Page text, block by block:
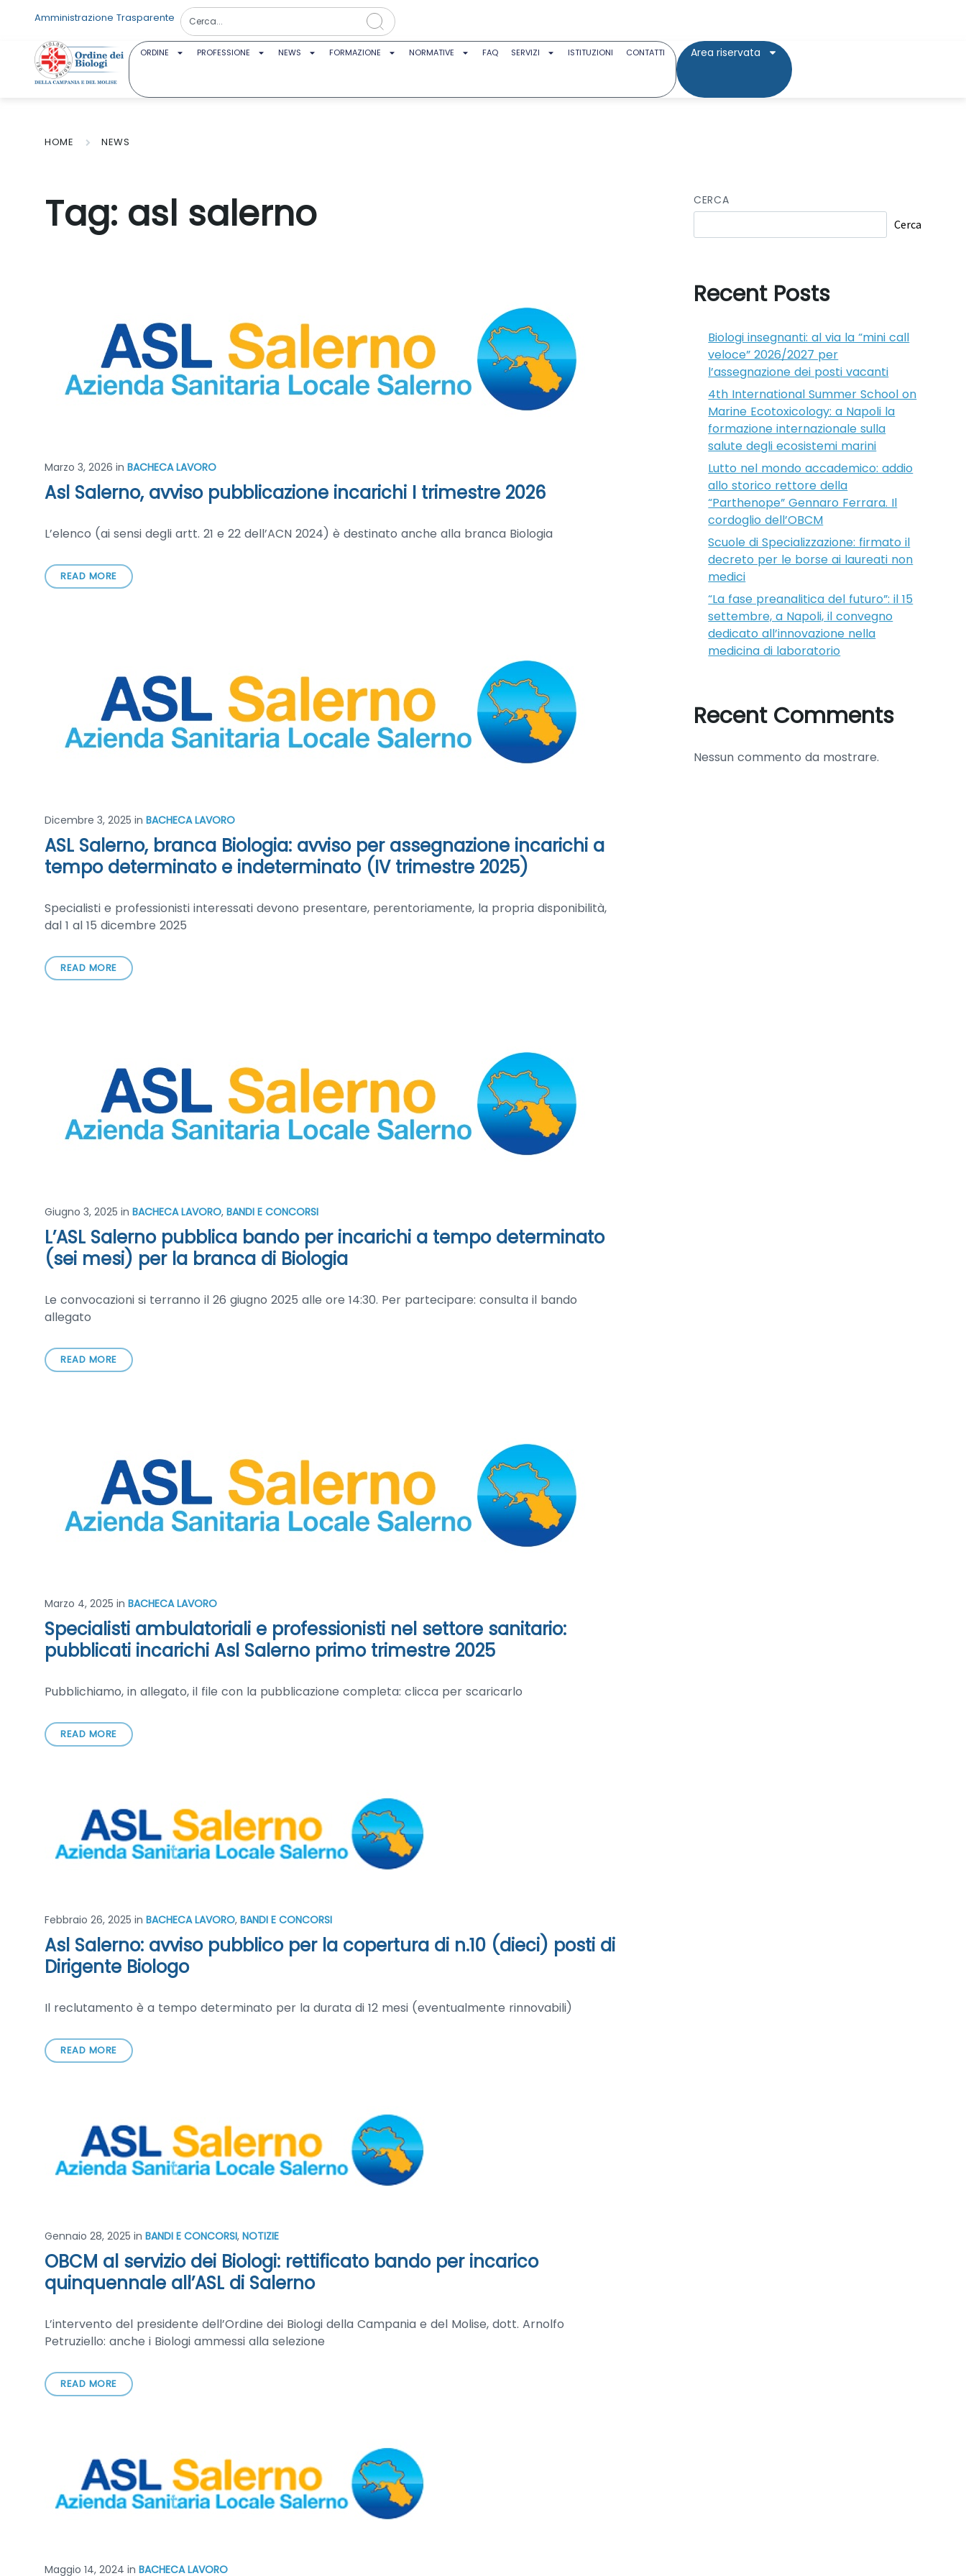
Amministrazione Trasparente
ORDINE PROFESSIONE NEWS FORMAZIONE NORMATIVE FAQ SERVIZI ISTITUZIONI CONTATTI Area riservata
HOME NEWS
Tag: asl salerno
Marzo 3, 2026 in BACHECA LAVORO
Asl Salerno, avviso pubblicazione incarichi I trimestre 2026
L’elenco (ai sensi degli artt. 21 e 22 dell’ACN 2024) è destinato anche alla branca Biologia
READ MORE
Dicembre 3, 2025 in BACHECA LAVORO
ASL Salerno, branca Biologia: avviso per assegnazione incarichi a
tempo determinato e indeterminato (IV trimestre 2025)
Specialisti e professionisti interessati devono presentare, perentoriamente, la propria disponibilità,
dal 1 al 15 dicembre 2025
READ MORE
Giugno 3, 2025 in BACHECA LAVORO, BANDI E CONCORSI
L’ASL Salerno pubblica bando per incarichi a tempo determinato
(sei mesi) per la branca di Biologia
Le convocazioni si terranno il 26 giugno 2025 alle ore 14:30. Per partecipare: consulta il bando
allegato
READ MORE
Marzo 4, 2025 in BACHECA LAVORO
Specialisti ambulatoriali e professionisti nel settore sanitario:
pubblicati incarichi Asl Salerno primo trimestre 2025
Pubblichiamo, in allegato, il file con la pubblicazione completa: clicca per scaricarlo
READ MORE
Febbraio 26, 2025 in BACHECA LAVORO, BANDI E CONCORSI
Asl Salerno: avviso pubblico per la copertura di n.10 (dieci) posti di
Dirigente Biologo
Il reclutamento è a tempo determinato per la durata di 12 mesi (eventualmente rinnovabili)
READ MORE
Gennaio 28, 2025 in BANDI E CONCORSI, NOTIZIE
OBCM al servizio dei Biologi: rettificato bando per incarico
quinquennale all’ASL di Salerno
L’intervento del presidente dell’Ordine dei Biologi della Campania e del Molise, dott. Arnolfo
Petruziello: anche i Biologi ammessi alla selezione
READ MORE
Maggio 14, 2024 in BACHECA LAVORO
CERCA
Cerca
Recent Posts
Biologi insegnanti: al via la “mini call
veloce” 2026/2027 per
l’assegnazione dei posti vacanti
4th International Summer School on
Marine Ecotoxicology: a Napoli la
formazione internazionale sulla
salute degli ecosistemi marini
Lutto nel mondo accademico: addio
allo storico rettore della
“Parthenope” Gennaro Ferrara. Il
cordoglio dell’OBCM
Scuole di Specializzazione: firmato il
decreto per le borse ai laureati non
medici
“La fase preanalitica del futuro”: il 15
settembre, a Napoli, il convegno
dedicato all’innovazione nella
medicina di laboratorio
Recent Comments
Nessun commento da mostrare.